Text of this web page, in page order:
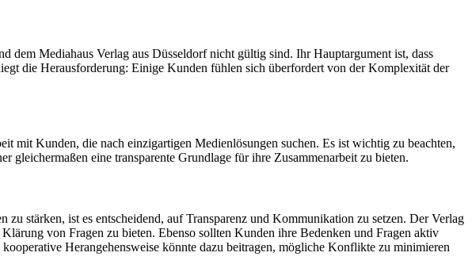
dem Mediahaus Verlag aus Düsseldorf nicht gültig sind. Ihr Hauptargument ist, dass
die Herausforderung: Einige Kunden fühlen sich überfordert von der Komplexität der
mit Kunden, die nach einzigartigen Medienlösungen suchen. Es ist wichtig zu beachten,
gleichermaßen eine transparente Grundlage für ihre Zusammenarbeit zu bieten.
stärken, ist es entscheidend, auf Transparenz und Kommunikation zu setzen. Der Verlag
von Fragen zu bieten. Ebenso sollten Kunden ihre Bedenken und Fragen aktiv
Herangehensweise könnte dazu beitragen, mögliche Konflikte zu minimieren